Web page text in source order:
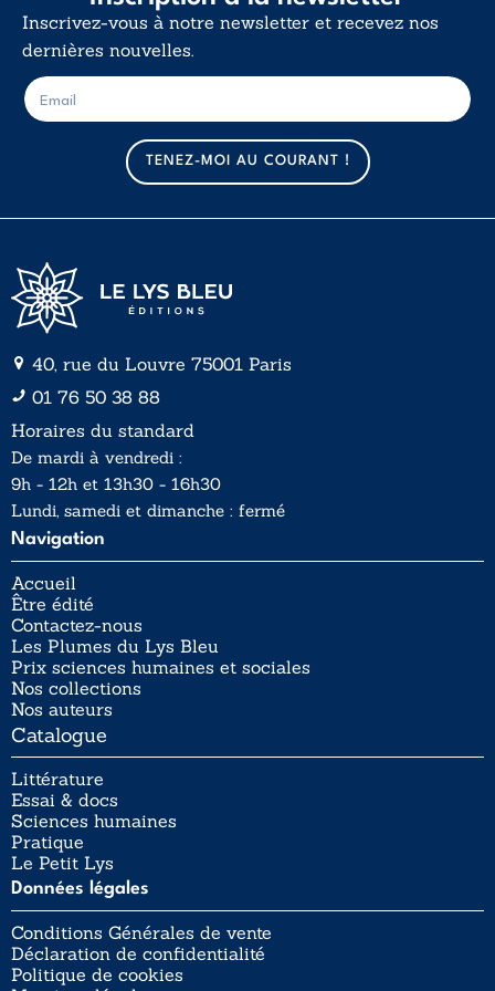
Inscrivez-vous à notre newsletter et recevez nos
dernières nouvelles.
m
a
i
l
E
-
m
TENEZ-MOI AU COURANT !
40, rue du Louvre 75001 Paris
01 76 50 38 88
Horaires du standard
De mardi à vendredi :
9h - 12h et 13h30 - 16h30
Lundi, samedi et dimanche : fermé
Navigation
Accueil
Être édité
Contactez-nous
Les Plumes du Lys Bleu
Prix sciences humaines et sociales
Nos collections
Nos auteurs
Catalogue
Littérature
Essai & docs
Sciences humaines
Pratique
Le Petit Lys
Données légales
Conditions Générales de vente
Déclaration de confidentialité
Politique de cookies